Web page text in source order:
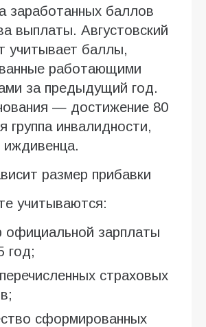
заработанных баллов
выплаты. Августовский
учитывает баллы,
работающими
за предыдущий год.
— достижение 80
группа инвалидности,
иждивенца.
размер прибавки
учитываются:
официальной зарплаты
год;
страховых
сформированных